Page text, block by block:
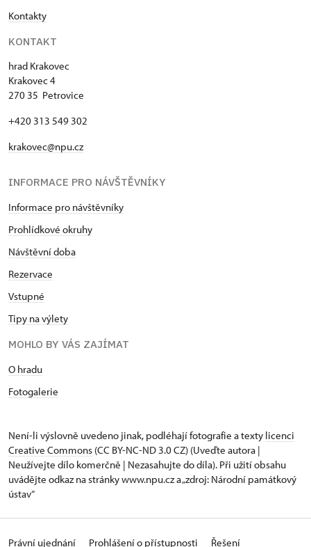
Kontakty
KONTAKT
hrad Krakovec
Krakovec 4
270 35 Petrovice
+420 313 549 302
krakovec@npu.cz
INFORMACE PRO NÁVŠTĚVNÍKY
Informace pro návštěvníky
Prohlídkové okruhy
Návštěvní doba
Rezervace
Vstupné
Tipy na výlety
MOHLO BY VÁS ZAJÍMAT
O hradu
Fotogalerie
Není-li výslovně uvedeno jinak, podléhají fotografie a texty licenci
Creative Commons (CC BY-NC-ND 3.0 CZ) (Uveďte autora |
Neužívejte dílo komerčně | Nezasahujte do díla). Při užití obsahu
uvádějte odkaz na stránky www.npu.cz a „zdroj: Národní památkový
ústav“
Právní ujednání Prohlášení o přístupnosti Řešení